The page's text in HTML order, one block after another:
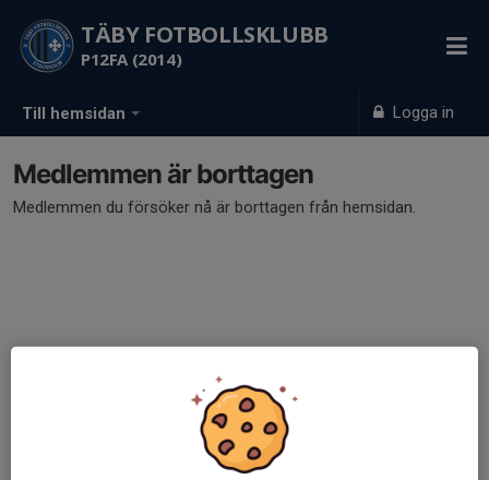
Till hemsidan Logga in
TÄBY FOTBOLLSKLUBB
P12FA (2014)
Medlemmen är borttagen
Medlemmen du försöker nå är borttagen från hemsidan.